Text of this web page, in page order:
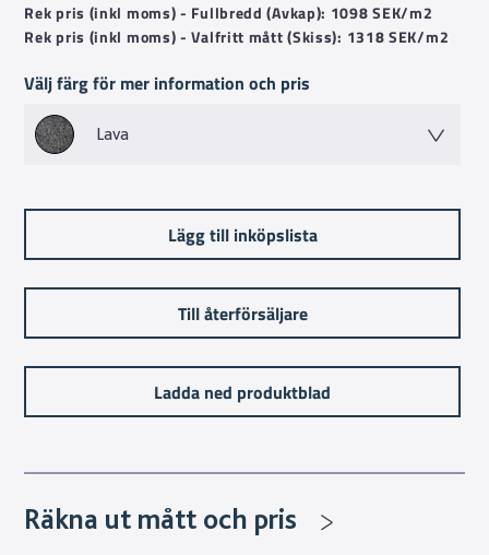
Rek pris (inkl moms) - Fullbredd (Avkap): 1098 SEK/m2
Rek pris (inkl moms) - Valfritt mått (Skiss): 1318 SEK/m2
Välj färg för mer information och pris
Lava
Lägg till inköpslista
Till återförsäljare
Ladda ned produktblad
Räkna ut mått och pris